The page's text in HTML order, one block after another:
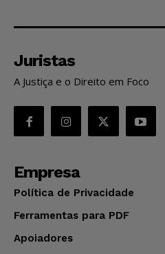
Juristas
A Justiça e o Direito em Foco
Empresa
Política de Privacidade
Ferramentas para PDF
Apoiadores